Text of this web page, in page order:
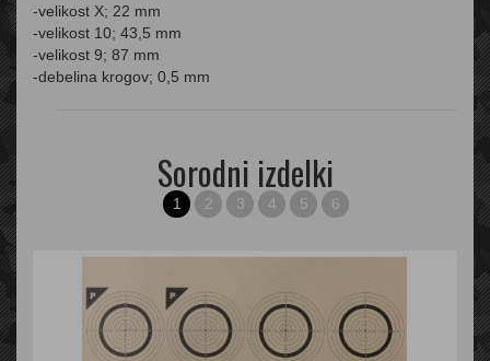
-velikost X; 22 mm
-velikost 10; 43,5 mm
-velikost 9; 87 mm
-debelina krogov; 0,5 mm
Sorodni izdelki
1 2 3 4 5 6